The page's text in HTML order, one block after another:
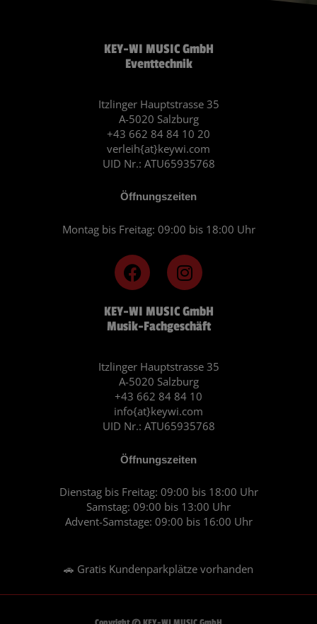
KEY-WI MUSIC GmbH
Musik-Fachgeschäft
Itzlinger Hauptstrasse 35
A-5020 Salzburg
+43 662 84 84 10
info{at}keywi.com
UID Nr.: ATU65935768
Öffnungszeiten
Dienstag bis Freitag: 09:00 bis 18:00 Uhr
Samstag: 09:00 bis 13:00 Uhr
Advent-Samstage: 09:00 bis 16:00 Uhr
🚗 Gratis Kundenparkplätze vorhanden
F
a
c
e
b
o
k
I
n
s
t
a
r
a
m
KEY-WI MUSIC GmbH
Eventtechnik
Itzlinger Hauptstrasse 35
A-5020 Salzburg
+43 662 84 84 10 20
verleih{at}keywi.com
UID Nr.: ATU65935768
Öffnungszeiten
Montag bis Freitag: 09:00 bis 18:00 Uhr